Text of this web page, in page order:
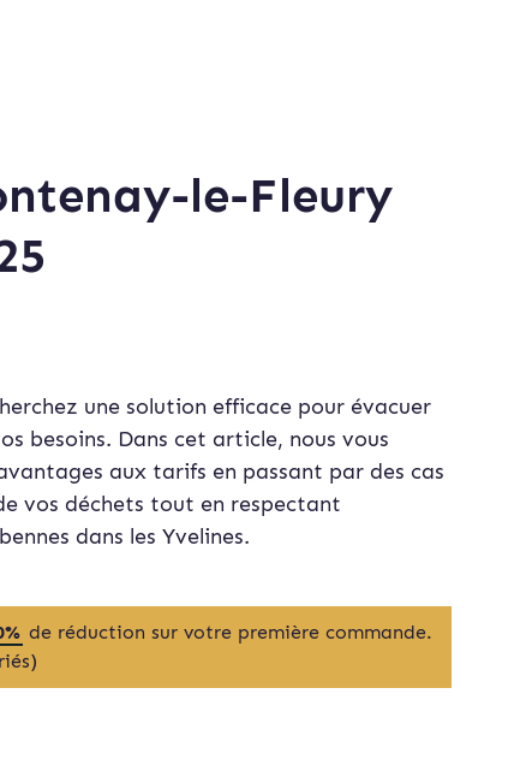
le-Fleury
une solution efficace pour évacuer
besoins. Dans cet article, nous vous
aux tarifs en passant par des cas
vos déchets tout en respectant
dans les Yvelines.
de réduction sur votre première commande.